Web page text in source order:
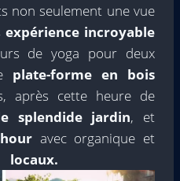
non seulement une vue
expérience incroyable
de yoga pour deux
plate-forme en bois
après cette heure de
splendide jardin, et
avec organique et